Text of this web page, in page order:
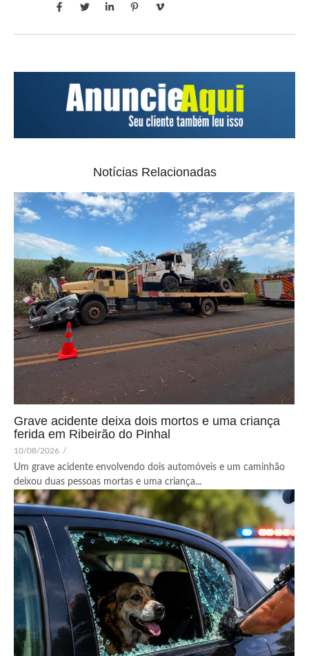
Notícias Relacionadas
Grave acidente deixa dois mortos e uma criança
ferida em Ribeirão do Pinhal
10/08/2026 /
Um grave acidente envolvendo dois automóveis e um caminhão
deixou duas pessoas mortas e uma criança...